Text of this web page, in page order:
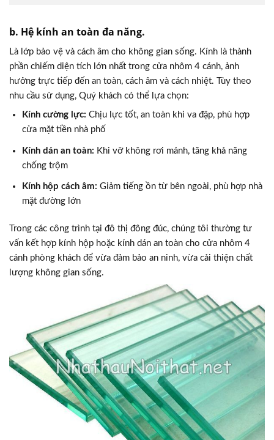
b. Hệ kính an toàn đa năng.
Là lớp bảo vệ và cách âm cho không gian sống. Kính là thành
phần chiếm diện tích lớn nhất trong cửa nhôm 4 cánh, ảnh
hưởng trực tiếp đến an toàn, cách âm và cách nhiệt. Tùy theo
nhu cầu sử dụng, Quý khách có thể lựa chọn:
Kính cường lực: Chịu lực tốt, an toàn khi va đập, phù hợp
cửa mặt tiền nhà phố
Kính dán an toàn: Khi vỡ không rơi mảnh, tăng khả năng
chống trộm
Kính hộp cách âm: Giảm tiếng ồn từ bên ngoài, phù hợp nhà
mặt đường lớn
Trong các công trình tại đô thị đông đúc, chúng tôi thường tư
vấn kết hợp kính hộp hoặc kính dán an toàn cho cửa nhôm 4
cánh phòng khách để vừa đảm bảo an ninh, vừa cải thiện chất
lượng không gian sống.